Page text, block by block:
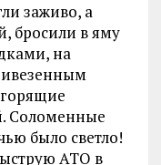
заживо, а
бросили в яму
на
Соломенные
было светло!
АТО в